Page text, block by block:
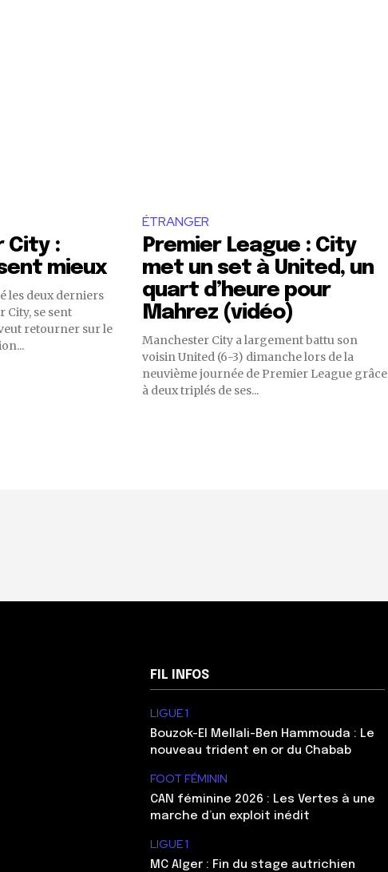
City :
mieux
les deux derniers
City, se sent
retourner sur le
ÉTRANGER
Premier League : City
met un set à United, un
quart d’heure pour
Mahrez (vidéo)
Manchester City a largement battu son
voisin United (6-3) dimanche lors de la
neuvième journée de Premier League grâce
à deux triplés de ses...
FIL INFOS
LIGUE 1
Bouzok-El Mellali-Ben Hammouda : Le
nouveau trident en or du Chabab
FOOT FÉMININ
CAN féminine 2026 : Les Vertes à une
marche d’un exploit inédit
LIGUE 1
MC Alger : Fin du stage autrichien